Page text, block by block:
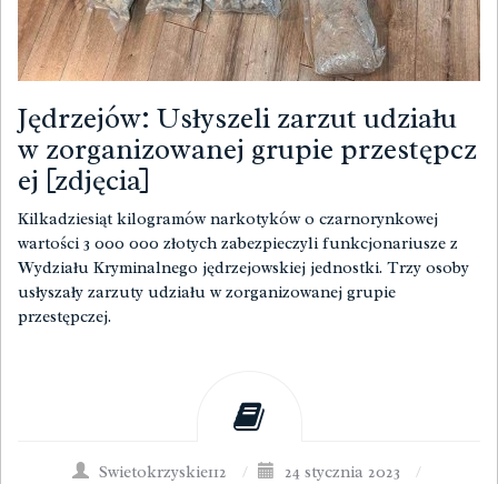
Jędrzejów: Usłyszeli zarzut udziału
w zorganizowanej grupie przestępcz
ej [zdjęcia]
Kilkadziesiąt kilogramów narkotyków o czarnorynkowej
wartości 3 000 000 złotych zabezpieczyli funkcjonariusze z
Wydziału Kryminalnego jędrzejowskiej jednostki. Trzy osoby
usłyszały zarzuty udziału w zorganizowanej grupie
przestępczej.
Swietokrzyskie112 / 24 stycznia 2023
/